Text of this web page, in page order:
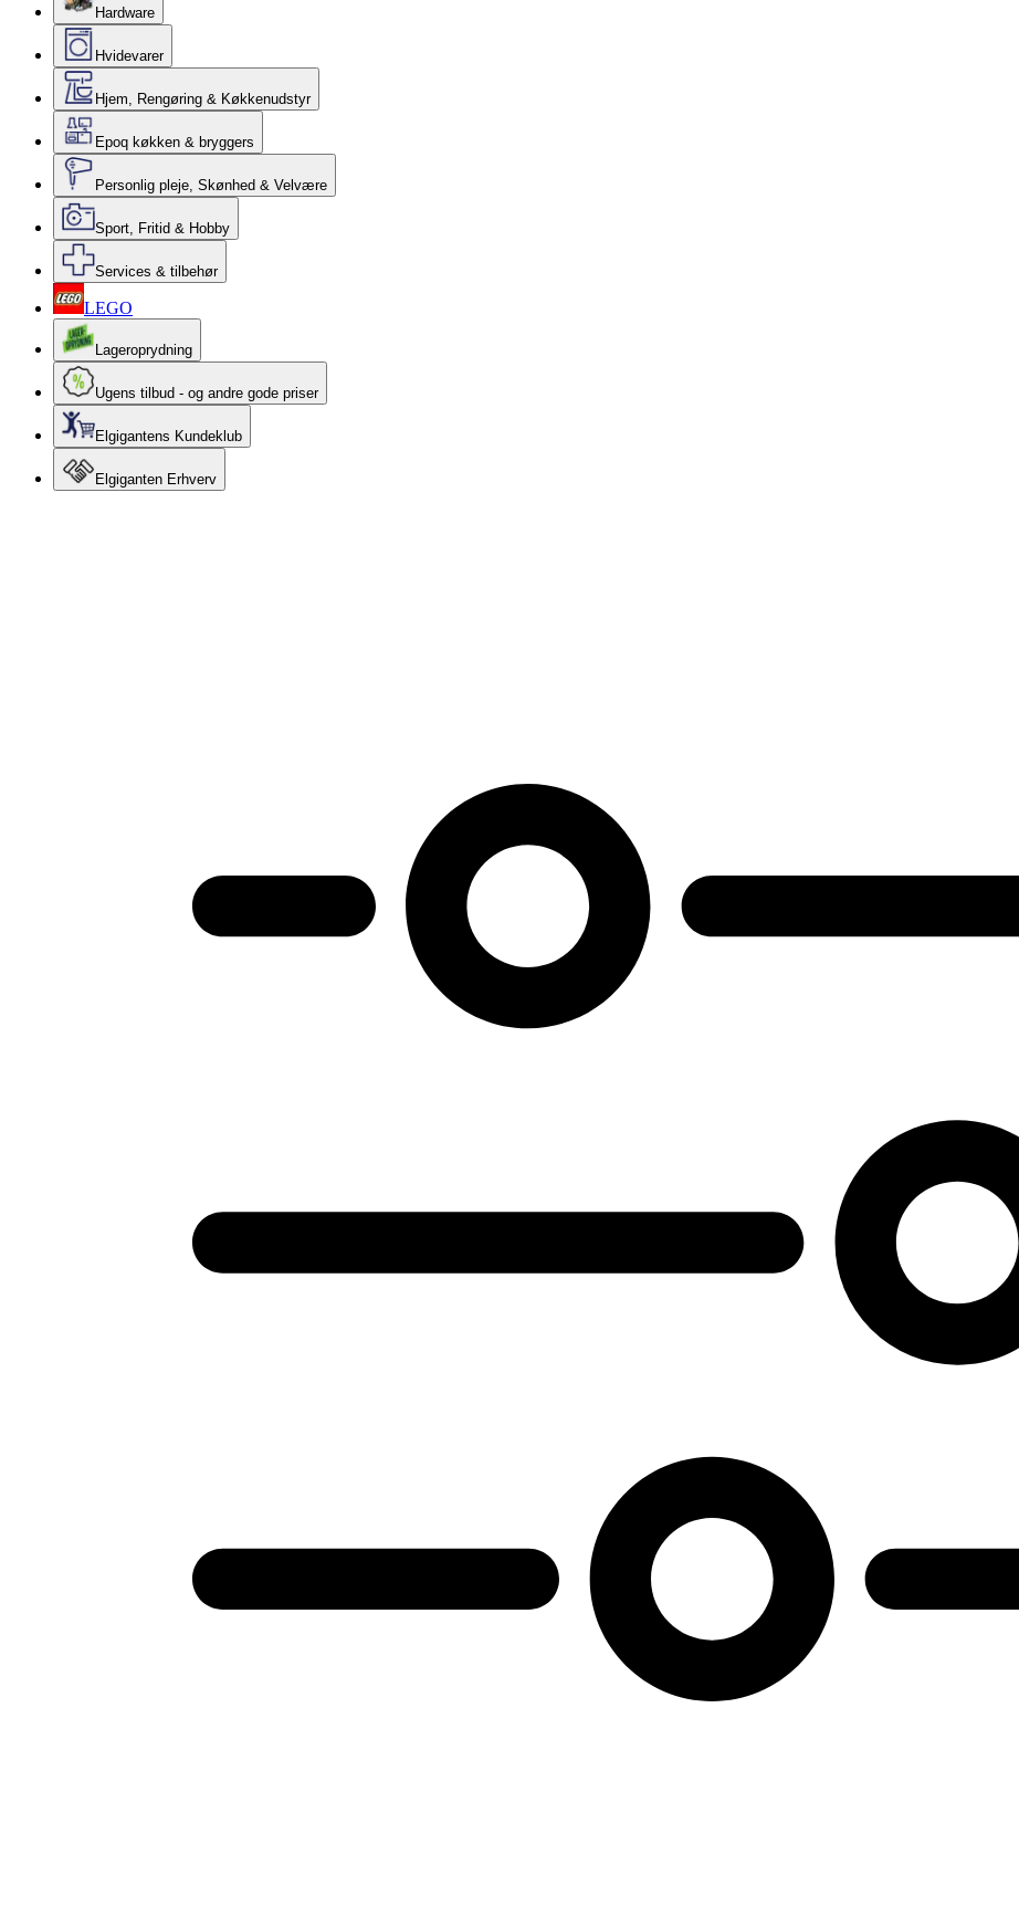
Hardware
Hvidevarer
Hjem, Rengøring & Køkkenudstyr
Epoq køkken & bryggers
Personlig pleje, Skønhed & Velvære
Sport, Fritid & Hobby
Services & tilbehør
LEGO
Lageroprydning
Ugens tilbud - og andre gode priser
Elgigantens Kundeklub
Elgiganten Erhverv